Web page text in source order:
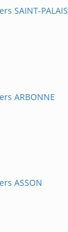
SAINT-PALAIS
ARBONNE
ASSON